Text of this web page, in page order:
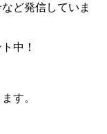
ど発信していま
中！
す。